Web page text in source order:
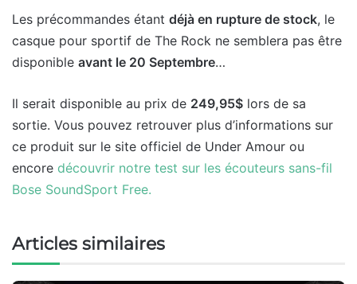
Les précommandes étant déjà en rupture de stock, le
casque pour sportif de The Rock ne semblera pas être
disponible avant le 20 Septembre…
Il serait disponible au prix de 249,95$ lors de sa
sortie. Vous pouvez retrouver plus d’informations sur
ce produit sur le site officiel de Under Amour ou
encore découvrir notre test sur les écouteurs sans-fil
Bose SoundSport Free.
Articles similaires